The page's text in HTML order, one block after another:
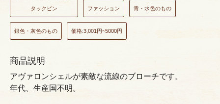
タックピン
ファッション 青・水色のもの
銀色・灰色のもの 価格:3,001円~5000円
商品説明
アヴァロンシェルが素敵な流線のブローチです。
年代、生産国不明。